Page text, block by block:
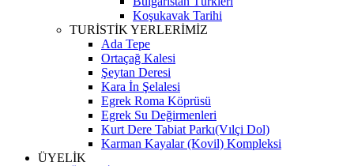
Koşukavak Tarihi
TURİSTİK YERLERİMİZ
Ada Tepe
Ortaçağ Kalesi
Şeytan Deresi
Kara İn Şelalesi
Egrek Roma Köprüsü
Egrek Su Değirmenleri
Kurt Dere Tabiat Parkı(Vılçi Dol)
Karman Kayalar (Kovil) Kompleksi
ÜYELİK